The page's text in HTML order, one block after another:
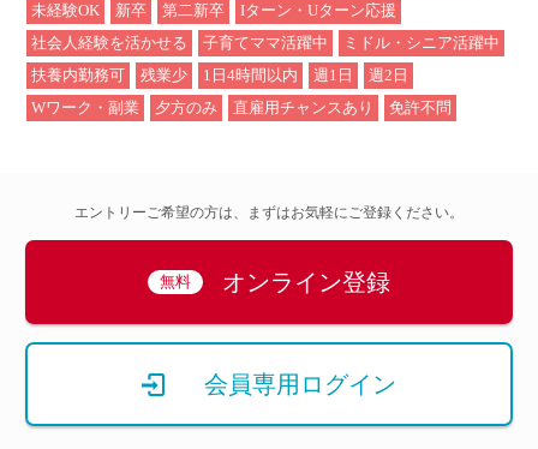
未経験OK
新卒 第二新卒
Iターン・Uターン応援
社会人経験を活かせる
子育てママ活躍中
ミドル・シニア活躍中
扶養内勤務可
残業少 1日4時間以内 週1日
週2日
Wワーク・副業
夕方のみ 直雇用チャンスあり 免許不問
エントリーご希望の方は、まずはお気軽にご登録ください。
無料 オンライン登録
会員専用ログイン